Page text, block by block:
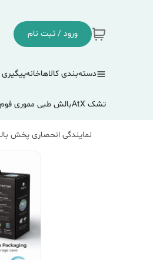
ورود / ثبت نام
دسته‌بندی کالاهاخانه
تشک AtX بالش طبی مموری
نمایندگی انحصاری پخش